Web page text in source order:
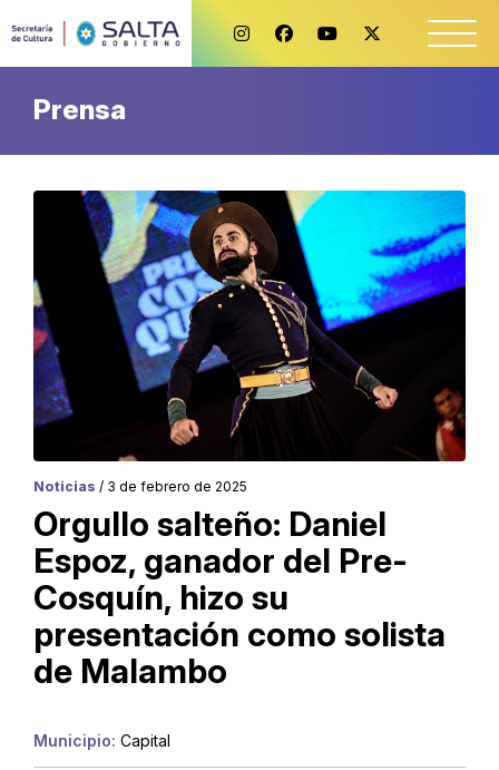
Prensa
Noticias / 3 de febrero de 2025
Orgullo salteño: Daniel
Espoz, ganador del Pre-
Cosquín, hizo su
presentación como solista
de Malambo
Municipio: Capital